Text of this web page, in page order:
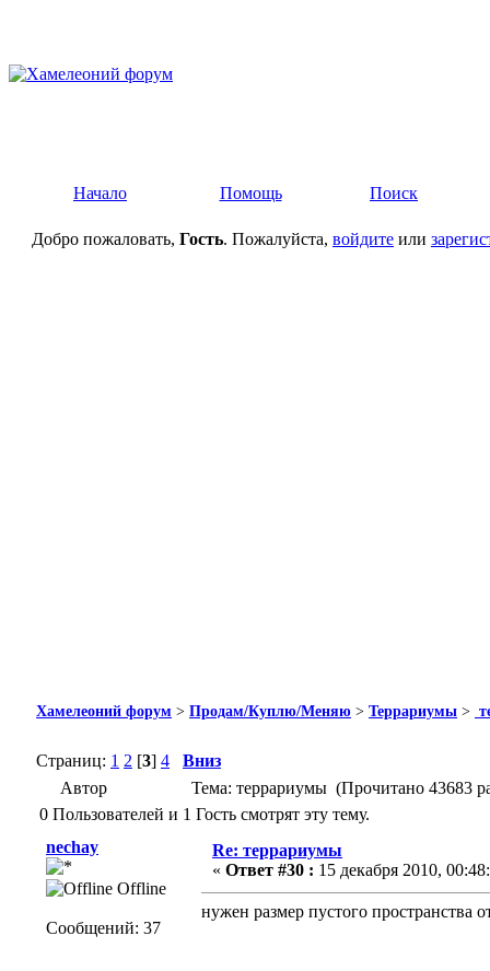
Начало Помощь Поиск
Добро пожаловать, Гость. Пожалуйста, войдите или
Хамелеоний форум > Продам/Куплю/Меняю > Террариумы >
Страниц: 1 2 [3] 4
Вниз
Автор
Тема: террариумы (Прочитано 43683
0 Пользователей и 1 Гость смотрят эту тему.
nechay
Offline
Сообщений: 37
Re: террариумы
« Ответ #30 : 15 декабря 2010,
нужен размер пустого пространства